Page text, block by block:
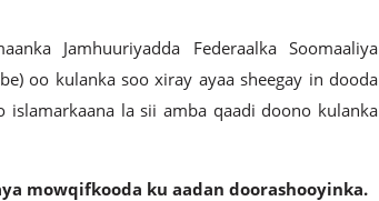
Jamhuuriyadda Federaalka Soomaaliya
oo kulanka soo xiray ayaa sheegay in dooda
la sii amba qaadi doono kulanka
mowqifkooda ku aadan doorashooyinka.